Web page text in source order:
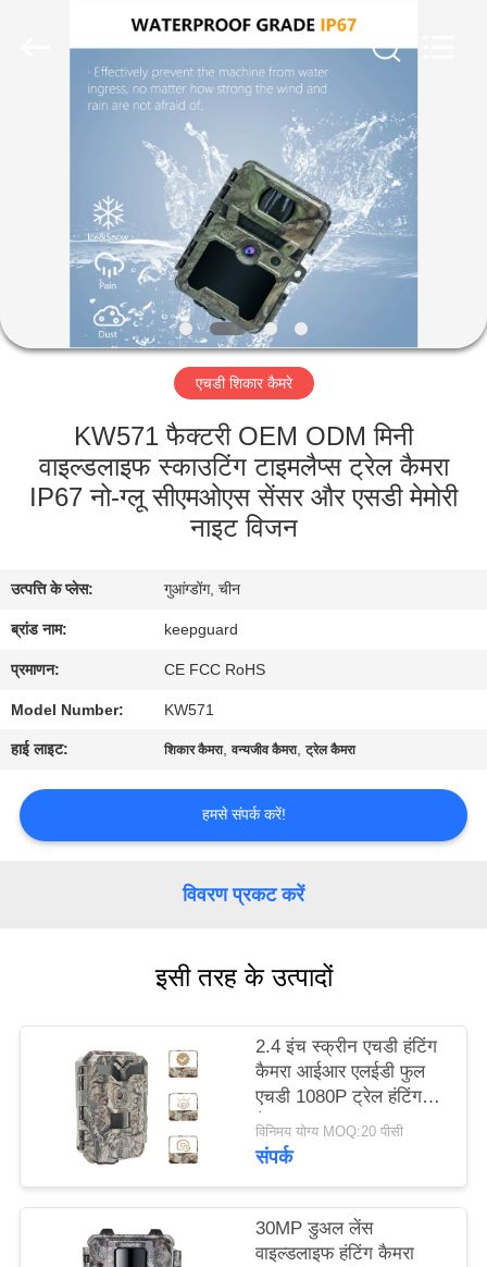
विडियो
हमारे
बारे
कारखाने
नियंत्रण
हमसे
संपर्क
करें
साइटमैप
गोपनीयता
एचडी शिकार कैमरे
KW571 फैक्टरी OEM ODM मिनी
वाइल्डलाइफ स्काउटिंग टाइमलैप्स ट्रेल कैमरा
IP67 नो-ग्लू सीएमओएस सेंसर और एसडी मेमोरी
नाइट विजन
उत्पत्ति के प्लेस: गुआंग्डोंग, चीन
ब्रांड नाम: keepguard
प्रमाणन: CE FCC RoHS
Model Number: KW571
हाई लाइट: शिकार कैमरा,वन्यजीव कैमरा,ट्रेल कैमरा
हमसे संपर्क करें!
विवरण प्रकट करें
इसी तरह के उत्पादों
2.4 इंच स्क्रीन एचडी हंटिंग
कैमरा आईआर एलईडी फुल
एचडी 1080P ट्रेल हंटिंग
कैमरा
विनिमय योग्य MOQ:20 पीसी
संपर्क
30MP डुअल लेंस
वाइल्डलाइफ हंटिंग कैमरा